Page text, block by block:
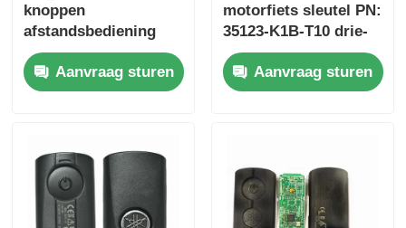
knoppen
afstandsbediening
433.87mhz FSK voor
Su-zuki Jim-ny 2005-
2017 Zonder chip
groothandel MOQ
50pcs
Aanvraag sturen
motorfiets sleutel PN:
35123-K1B-T10 drie-
knop FSK433.92MHz
ID47chip
afstandsbediening
Aanvraag sturen